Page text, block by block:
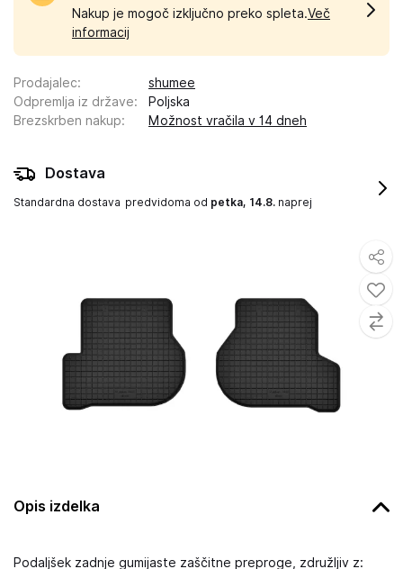
Opis izdelka
Podaljšek zadnje gumijaste zaščitne preproge, združljiv z:
Nakup je mogoč izključno preko spleta.Več
informacij
Prodajalec:
shumee
Odpremlja iz države:
Poljska
Brezskrben nakup: Možnost vračila v 14 dneh
Dostava
Standardna dostava predvidoma od petka, 14.8. naprej